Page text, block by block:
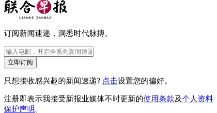
订阅新闻速递，洞悉时代脉搏。
立即订阅
只想接收感兴趣的新闻速递? 点击设置您的偏好。
注册即表示我接受新报业媒体不时更新的使用条款及个人资料
保护声明 。